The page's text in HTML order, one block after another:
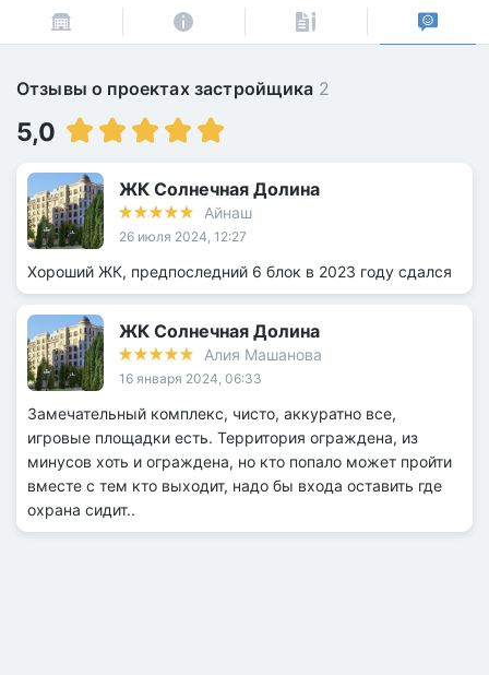
Отзывы о проектах застройщика 2
5,0
ЖК Солнечная Долина
Айнаш
26 июля 2024, 12:27
Хороший ЖК, предпоследний 6 блок в 2023 году сдался
ЖК Солнечная Долина
Алия Машанова
16 января 2024, 06:33
Замечательный комплекс, чисто, аккуратно все,
игровые площадки есть. Территория ограждена, из
минусов хоть и ограждена, но кто попало может пройти
вместе с тем кто выходит, надо бы входа оставить где
охрана сидит..